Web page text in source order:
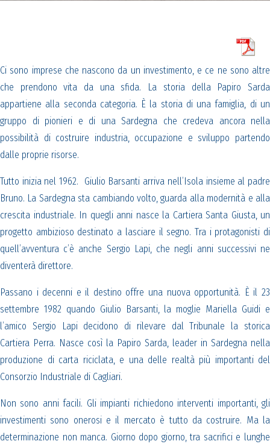
Ci sono imprese che nascono da un investimento, e ce ne sono altre
che prendono vita da una sfida. La storia della Papiro Sarda
appartiene alla seconda categoria. È la storia di una famiglia, di un
gruppo di pionieri e di una Sardegna che credeva ancora nella
possibilità di costruire industria, occupazione e sviluppo partendo
dalle proprie risorse.
Tutto inizia nel 1962. Giulio Barsanti arriva nell’Isola insieme al padre
Bruno. La Sardegna sta cambiando volto, guarda alla modernità e alla
crescita industriale. In quegli anni nasce la Cartiera Santa Giusta, un
progetto ambizioso destinato a lasciare il segno. Tra i protagonisti di
quell’avventura c’è anche Sergio Lapi, che negli anni successivi ne
diventerà direttore.
Passano i decenni e il destino offre una nuova opportunità. È il 23
settembre 1982 quando Giulio Barsanti, la moglie Mariella Guidi e
l’amico Sergio Lapi decidono di rilevare dal Tribunale la storica
Cartiera Perra. Nasce così la Papiro Sarda, leader in Sardegna nella
produzione di carta riciclata, e una delle realtà più importanti del
Consorzio Industriale di Cagliari.
Non sono anni facili. Gli impianti richiedono interventi importanti, gli
investimenti sono onerosi e il mercato è tutto da costruire. Ma la
determinazione non manca. Giorno dopo giorno, tra sacrifici e lunghe